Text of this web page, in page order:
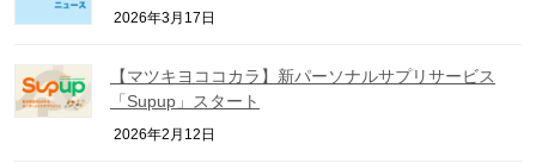
2026年3月17日
【マツキヨココカラ】新パーソナルサプリサービス
「Supup」スタート
2026年2月12日